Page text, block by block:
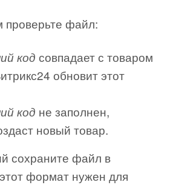
файл:
код совпадает с товаром
обновит этот
код не заполнен,
новый товар.
сохраните файл в
формат нужен для